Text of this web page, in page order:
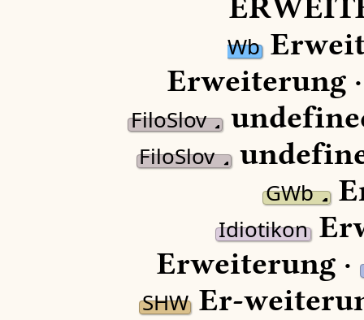
Wb
Erweiterung
FiloSlov
FiloSlov
GWb
Idiotikon
Erweiterung ·
SHWEr-